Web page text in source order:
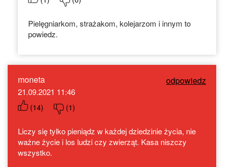
Pielęgniarkom, strażakom, kolejarzom i innym to
powiedz.
moneta odpowiedz
21.09.2021 11:46
(14) (1)
Liczy się tylko pieniądz w każdej dziedzinie życia, nie
ważne życie i los ludzi czy zwierząt. Kasa niszczy
wszystko.